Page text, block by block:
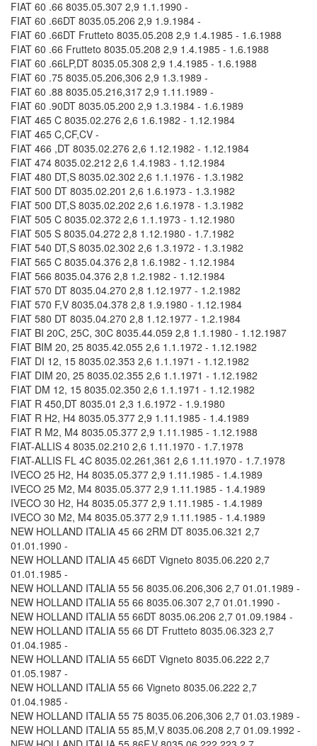
FIAT 60 .66 8035.05.307 2,9 1.1.1990 -
FIAT 60 .66DT 8035.05.206 2,9 1.9.1984 -
FIAT 60 .66DT Frutteto 8035.05.208 2,9 1.4.1985 - 1.6.1988
FIAT 60 .66 Frutteto 8035.05.208 2,9 1.4.1985 - 1.6.1988
FIAT 60 .66LP,DT 8035.05.308 2,9 1.4.1985 - 1.6.1988
FIAT 60 .75 8035.05.206,306 2,9 1.3.1989 -
FIAT 60 .88 8035.05.216,317 2,9 1.11.1989 -
FIAT 60 .90DT 8035.05.200 2,9 1.3.1984 - 1.6.1989
FIAT 465 C 8035.02.276 2,6 1.6.1982 - 1.12.1984
FIAT 465 C,CF,CV -
FIAT 466 ,DT 8035.02.276 2,6 1.12.1982 - 1.12.1984
FIAT 474 8035.02.212 2,6 1.4.1983 - 1.12.1984
FIAT 480 DT,S 8035.02.302 2,6 1.1.1976 - 1.3.1982
FIAT 500 DT 8035.02.201 2,6 1.6.1973 - 1.3.1982
FIAT 500 DT,S 8035.02.202 2,6 1.6.1978 - 1.3.1982
FIAT 505 C 8035.02.372 2,6 1.1.1973 - 1.12.1980
FIAT 505 S 8035.04.272 2,8 1.12.1980 - 1.7.1982
FIAT 540 DT,S 8035.02.302 2,6 1.3.1972 - 1.3.1982
FIAT 565 C 8035.04.376 2,8 1.6.1982 - 1.12.1984
FIAT 566 8035.04.376 2,8 1.2.1982 - 1.12.1984
FIAT 570 DT 8035.04.270 2,8 1.12.1977 - 1.2.1982
FIAT 570 F,V 8035.04.378 2,8 1.9.1980 - 1.12.1984
FIAT 580 DT 8035.04.270 2,8 1.12.1977 - 1.2.1984
FIAT BI 20C, 25C, 30C 8035.44.059 2,8 1.1.1980 - 1.12.1987
FIAT BIM 20, 25 8035.42.055 2,6 1.1.1972 - 1.12.1982
FIAT DI 12, 15 8035.02.353 2,6 1.1.1971 - 1.12.1982
FIAT DIM 20, 25 8035.02.355 2,6 1.1.1971 - 1.12.1982
FIAT DM 12, 15 8035.02.350 2,6 1.1.1971 - 1.12.1982
FIAT R 450,DT 8035.01 2,3 1.6.1972 - 1.9.1980
FIAT R H2, H4 8035.05.377 2,9 1.11.1985 - 1.4.1989
FIAT R M2, M4 8035.05.377 2,9 1.11.1985 - 1.12.1988
FIAT-ALLIS 4 8035.02.210 2,6 1.11.1970 - 1.7.1978
FIAT-ALLIS FL 4C 8035.02.261,361 2,6 1.11.1970 - 1.7.1978
IVECO 25 H2, H4 8035.05.377 2,9 1.11.1985 - 1.4.1989
IVECO 25 M2, M4 8035.05.377 2,9 1.11.1985 - 1.4.1989
IVECO 30 H2, H4 8035.05.377 2,9 1.11.1985 - 1.4.1989
IVECO 30 M2, M4 8035.05.377 2,9 1.11.1985 - 1.4.1989
NEW HOLLAND ITALIA 45 66 2RM DT 8035.06.321 2,7
01.01.1990 -
NEW HOLLAND ITALIA 45 66DT Vigneto 8035.06.220 2,7
01.01.1985 -
NEW HOLLAND ITALIA 55 56 8035.06.206,306 2,7 01.01.1989 -
NEW HOLLAND ITALIA 55 66 8035.06.307 2,7 01.01.1990 -
NEW HOLLAND ITALIA 55 66DT 8035.06.206 2,7 01.09.1984 -
NEW HOLLAND ITALIA 55 66 DT Frutteto 8035.06.323 2,7
01.04.1985 -
NEW HOLLAND ITALIA 55 66DT Vigneto 8035.06.222 2,7
01.05.1987 -
NEW HOLLAND ITALIA 55 66 Vigneto 8035.06.222 2,7
01.04.1985 -
NEW HOLLAND ITALIA 55 75 8035.06.206,306 2,7 01.03.1989 -
NEW HOLLAND ITALIA 55 85,M,V 8035.06.208 2,7 01.09.1992 -